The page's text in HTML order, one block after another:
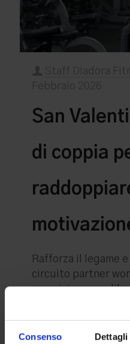
Consenso Dettagli
San
di coppia
Rafforza il legame
circuito partner
esercizi a corpo
il 14 febbraio in